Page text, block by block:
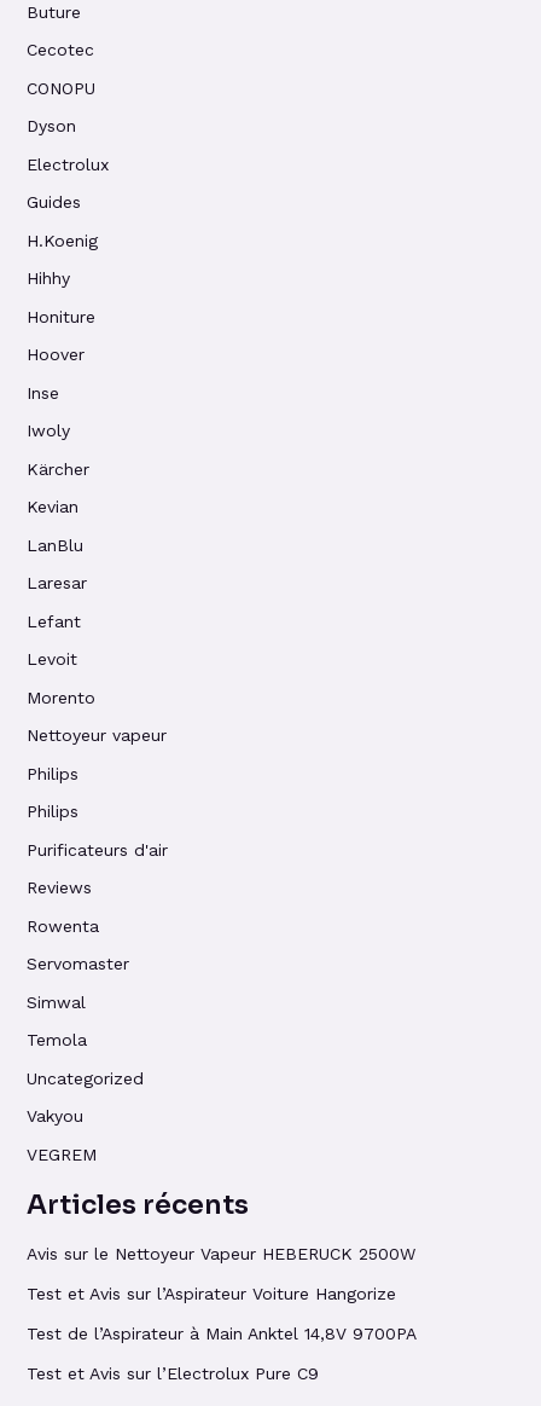
Buture
Cecotec
CONOPU
Dyson
Electrolux
Guides
H.Koenig
Hihhy
Honiture
Hoover
Inse
Iwoly
Kärcher
Kevian
LanBlu
Laresar
Lefant
Levoit
Morento
Nettoyeur vapeur
Philips
Philips
Purificateurs d'air
Reviews
Rowenta
Servomaster
Simwal
Temola
Uncategorized
Vakyou
VEGREM
Articles récents
Avis sur le Nettoyeur Vapeur HEBERUCK 2500W
Test et Avis sur l’Aspirateur Voiture Hangorize
Test de l’Aspirateur à Main Anktel 14,8V 9700PA
Test et Avis sur l’Electrolux Pure C9